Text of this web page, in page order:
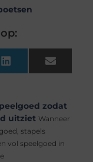
LinkedIn Email
zodat
uitziet Wanneer
stapels
vol speelgoed in